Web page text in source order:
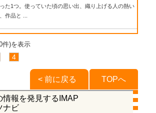
た1つ。使っていた頃の思い出、織り上げる人の熱い
作品と ...
件)を表示
4
TOPへ
< 前に戻る
報を発見するIMAP
ビ